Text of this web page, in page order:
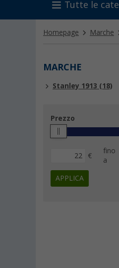
Tutte le
Homepage Marche
MARCHE
Stanley 1913 (18)
Prezzo
€
fino
a
APPLICA